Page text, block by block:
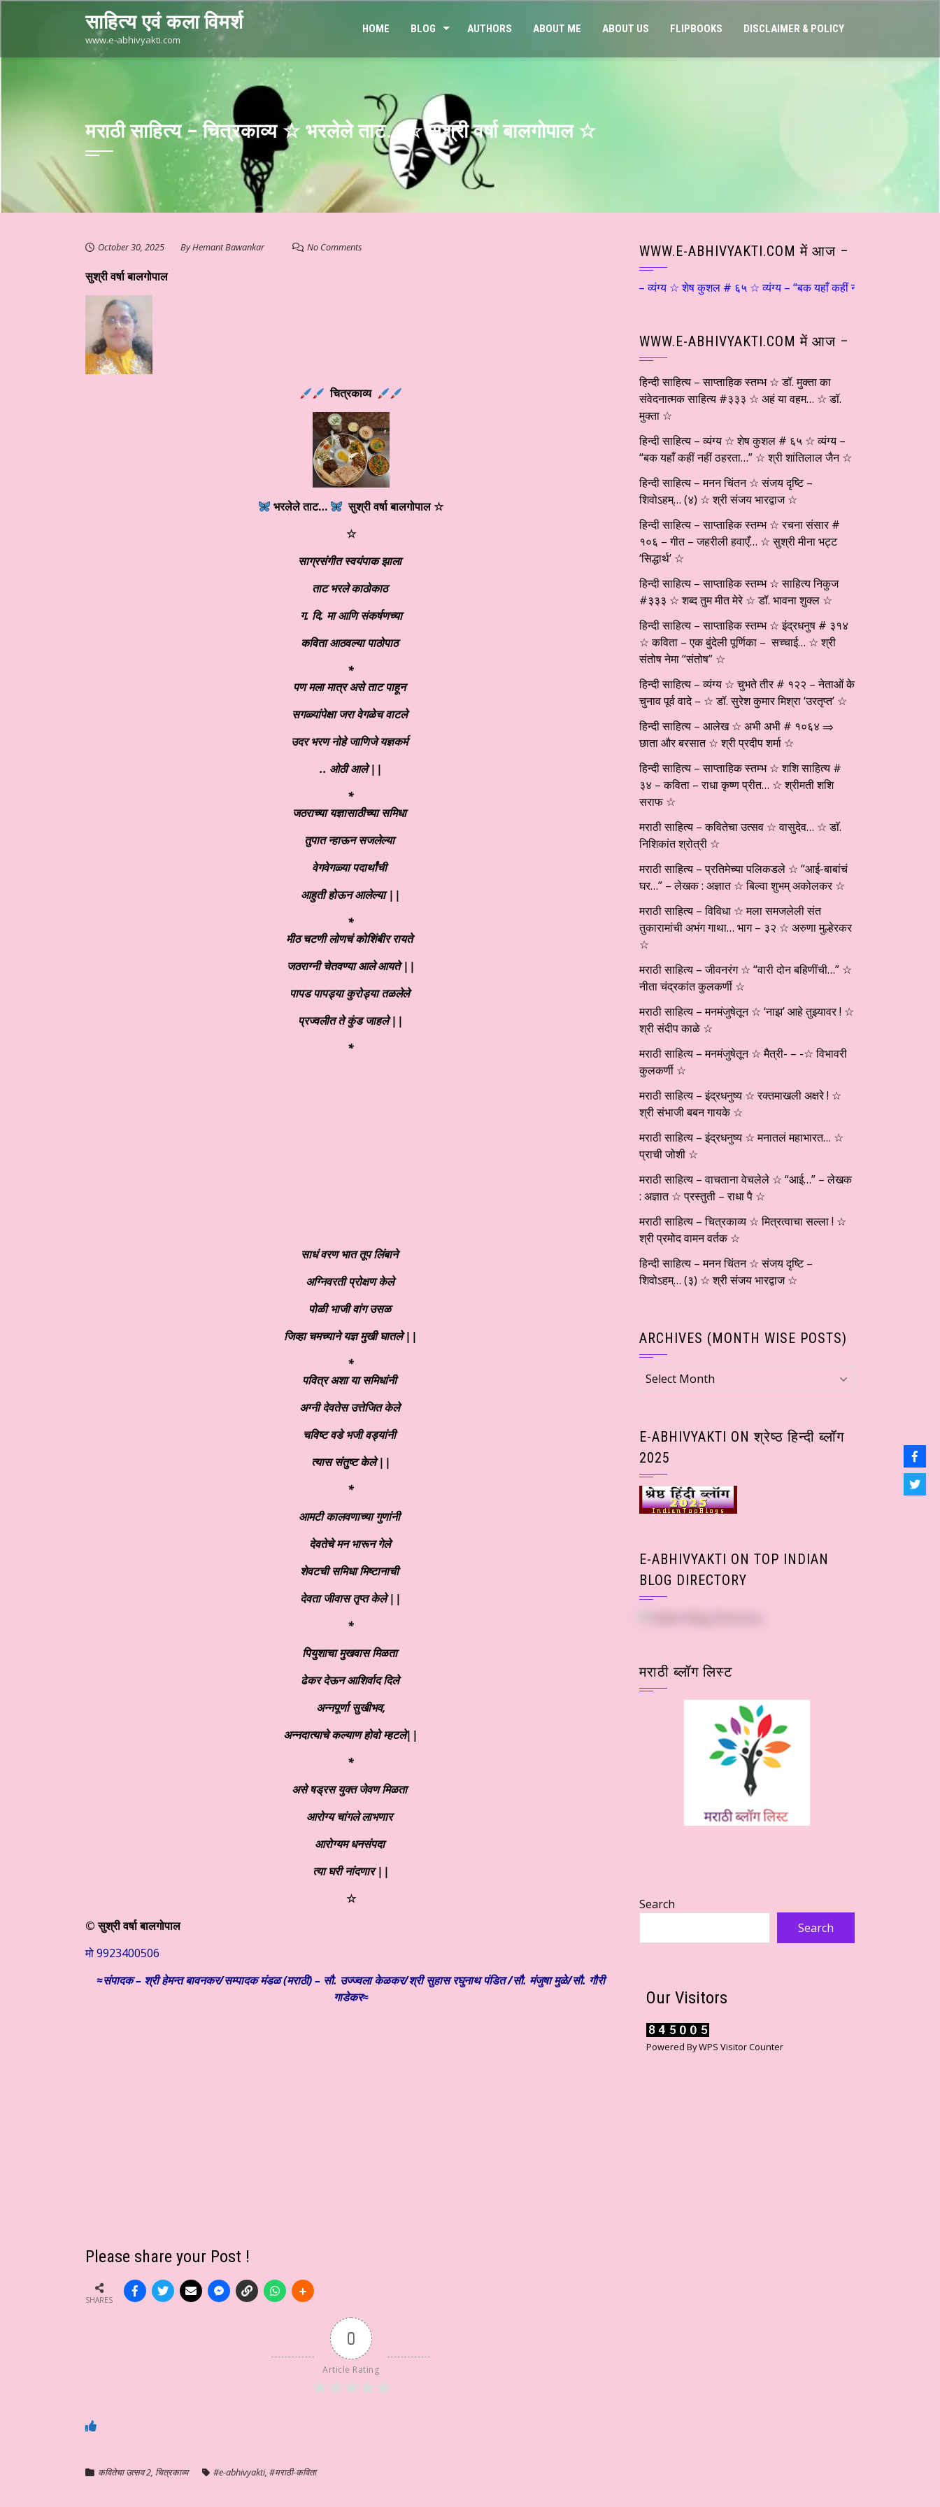
साहित्य एवं कला विमर्श
www.e-abhivyakti.com
HOME BLOG AUTHORS ABOUT ME ABOUT US FLIPBOOKS DISCLAIMER & POLICY
मराठी साहित्य – चित्रकाव्य ☆ भरलेले ताट… ☆ सुश्री वर्षा बालगोपाल ☆
October 30, 2025 ByHemant Bawankar No Comments
सुश्री वर्षा बालगोपाल
चित्रकाव्य
भरलेले ताट… सुश्री वर्षा बालगोपाल☆
☆
साग्रसंगीत स्वयंपाक झाला
ताट भरले काठोकाठ
ग. दि. मा आणि संकर्षणच्या
कविता आठवल्या पाठोपाठ
*
पण मला मात्र असे ताट पाहून
सगळ्यांपेक्षा जरा वेगळेच वाटले
उदर भरण नोहे जाणिजे यज्ञकर्म
.. ओठी आले ||
*
जठराच्या यज्ञासाठीच्या समिधा
तुपात न्हाऊन सजलेल्या
वेगवेगळ्या पदार्थांची
आहुती होऊन आलेल्या ||
*
मीठ चटणी लोणचं कोशिंबीर रायते
जठराग्नी चेतवण्या आले आयते ||
पापड पापड्या कुरोड्या तळलेले
प्रज्वलीत ते कुंड जाहले ||
*
साधं वरण भात तूप लिंबाने
अग्निवरती प्रोक्षण केले
पोळी भाजी वांग उसळ
जिव्हा चमच्याने यज्ञ मुखी घातले ||
*
पवित्र अशा या समिधांनी
अग्नी देवतेस उत्तेजित केले
चविष्ट वडे भजी वड्यांनी
त्यास संतुष्ट केले ||
*
आमटी कालवणाच्या गुणांनी
देवतेचे मन भारून गेले
शेवटची समिधा मिष्टानाची
देवता जीवास तृप्त केले ||
*
पियुशाचा मुखवास मिळता
ढेकर देऊन आशिर्वाद दिले
अन्नपूर्णा सुखीभव,
अन्नदात्याचे कल्याण होवो म्हटले||
*
असे षड्रस युक्त जेवण मिळता
आरोग्य चांगले लाभणार
आरोग्यम धनसंपदा
त्या घरी नांदणार ||
☆
© सुश्री वर्षा बालगोपाल
मो 9923400506
≈संपादक – श्री हेमन्त बावनकर/सम्पादक मंडळ (मराठी) – सौ. उज्ज्वला केळकर/श्री सुहास रघुनाथ पंडित /सौ. मंजुषा मुळे/सौ. गौरी
गाडेकर≈
Please share your Post !
SHARES
0
Article Rating
कवितेचा उत्सव 2 चित्रकाव्य #e-abhivyakti, #मराठी-कविता
WWW.E-ABHIVYAKTI.COM में आज –
है आज का साहित्य हिन्दी साहित्य – साप्ताहिक स्तम्भ ☆ डॉ. मुक्ता का संवेदनात्मक साहित्य #३३३ ☆ अहं या वहम… ☆ डॉ. मुक्ता ☆ हिन्दी साहित्य – व्यंग्य ☆ शेष कुशल # ६५ ☆ व्यंग्य – “बक यहाँ कहीं नहीं ठहरता…” ☆ श्री
WWW.E-ABHIVYAKTI.COM में आज –
हिन्दी साहित्य – साप्ताहिक स्तम्भ ☆ डॉ. मुक्ता का
संवेदनात्मक साहित्य #३३३ ☆ अहं या वहम… ☆ डॉ.
मुक्ता ☆
हिन्दी साहित्य – व्यंग्य ☆ शेष कुशल # ६५ ☆ व्यंग्य –
“बक यहाँ कहीं नहीं ठहरता…” ☆ श्री शांतिलाल जैन ☆
हिन्दी साहित्य – मनन चिंतन ☆ संजय दृष्टि –
शिवोऽहम्… (४) ☆ श्री संजय भारद्वाज ☆
हिन्दी साहित्य – साप्ताहिक स्तम्भ ☆ रचना संसार #
१०६ – गीत – जहरीली हवाएँ… ☆ सुश्री मीना भट्ट
‘सिद्धार्थ’ ☆
हिन्दी साहित्य – साप्ताहिक स्तम्भ ☆ साहित्य निकुज
#३३३ ☆ शब्द तुम मीत मेरे ☆ डॉ. भावना शुक्ल ☆
हिन्दी साहित्य – साप्ताहिक स्तम्भ ☆ इंद्रधनुष # ३१४
☆ कविता – एक बुंदेली पूर्णिका – सच्चाई… ☆ श्री
संतोष नेमा “संतोष” ☆
हिन्दी साहित्य – व्यंग्य ☆ चुभते तीर # १२२ – नेताओं के
चुनाव पूर्व वादे – ☆ डॉ. सुरेश कुमार मिश्रा ‘उरतृप्त’ ☆
हिन्दी साहित्य – आलेख ☆ अभी अभी # १०६४ ⇒
छाता और बरसात ☆ श्री प्रदीप शर्मा ☆
हिन्दी साहित्य – साप्ताहिक स्तम्भ ☆ शशि साहित्य #
३४ – कविता – राधा कृष्ण प्रीत… ☆ श्रीमती शशि
सराफ ☆
मराठी साहित्य – कवितेचा उत्सव ☆ वासुदेव… ☆ डाॅ.
निशिकांत श्रोत्री ☆
मराठी साहित्य – प्रतिमेच्या पलिकडले ☆ “आई-बाबांचं
घर…” – लेखक : अज्ञात ☆ बिल्वा शुभम् अकोलकर ☆
मराठी साहित्य – विविधा ☆ मला समजलेली संत
तुकारामांची अभंग गाथा… भाग – ३२ ☆ अरुणा मुल्हेरकर
☆
मराठी साहित्य – जीवनरंग ☆ “वारी दोन बहिणींची…” ☆
नीता चंद्रकांत कुलकर्णी ☆
मराठी साहित्य – मनमंजुषेतून ☆ ‘नाझ’ आहे तुझ्यावर ! ☆
श्री संदीप काळे ☆
मराठी साहित्य – मनमंजुषेतून ☆ मैत्री- – -☆ विभावरी
कुलकर्णी ☆
मराठी साहित्य – इंद्रधनुष्य ☆ रक्तमाखली अक्षरे ! ☆
श्री संभाजी बबन गायके ☆
मराठी साहित्य – इंद्रधनुष्य ☆ मनातलं महाभारत… ☆
प्राची जोशी ☆
मराठी साहित्य – वाचताना वेचलेले ☆ “आई…” – लेखक
: अज्ञात ☆ प्रस्तुती – राधा पै ☆
मराठी साहित्य – चित्रकाव्य ☆ मित्रत्वाचा सल्ला ! ☆
श्री प्रमोद वामन वर्तक ☆
हिन्दी साहित्य – मनन चिंतन ☆ संजय दृष्टि –
शिवोऽहम्… (३) ☆ श्री संजय भारद्वाज ☆
ARCHIVES (MONTH WISE POSTS)
Archives
(Month
E-ABHIVYAKTI ON श्रेष्ठ हिन्दी ब्लॉग
2025
E-ABHIVYAKTI ON TOP INDIAN
BLOG DIRECTORY
मराठी ब्लॉग लिस्ट
Search
Search
Our Visitors
Powered ByWPS Visitor Counter